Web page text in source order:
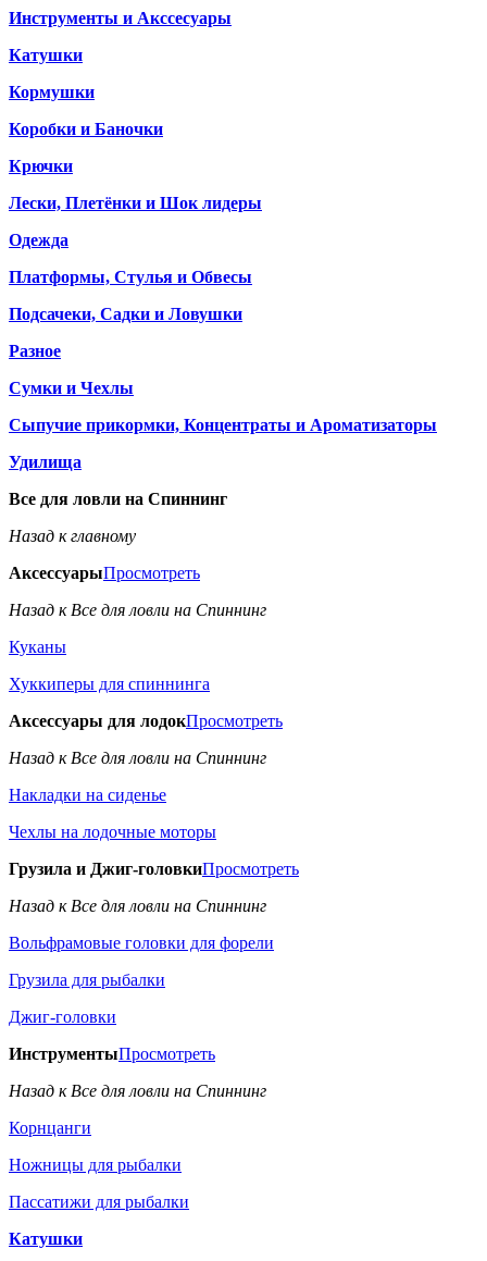
Инструменты и Акссесуары
Катушки
Кормушки
Коробки и Баночки
Крючки
Лески, Плетёнки и Шок лидеры
Одежда
Платформы, Стулья и Обвесы
Подсачеки, Садки и Ловушки
Разное
Сумки и Чехлы
Сыпучие прикормки, Концентраты и Ароматизаторы
Удилища
Все для ловли на Спиннинг
Назад к главному
АксессуарыПросмотреть
Назад к Все для ловли на Спиннинг
Куканы
Хуккиперы для спиннинга
Аксессуары для лодокПросмотреть
Назад к Все для ловли на Спиннинг
Накладки на сиденье
Чехлы на лодочные моторы
Грузила и Джиг-головкиПросмотреть
Назад к Все для ловли на Спиннинг
Вольфрамовые головки для форели
Грузила для рыбалки
Джиг-головки
ИнструментыПросмотреть
Назад к Все для ловли на Спиннинг
Корнцанги
Ножницы для рыбалки
Пассатижи для рыбалки
Катушки